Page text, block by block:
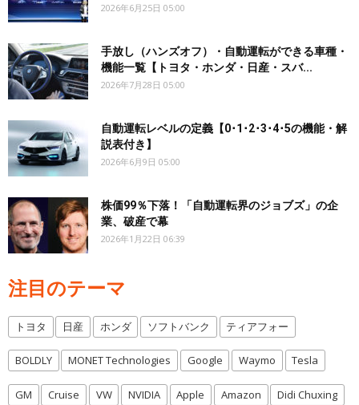
2026年6月25日 05:00
手放し（ハンズオフ）・自動運転ができる車種・
機能一覧【トヨタ・ホンダ・日産・スバ...
2026年7月28日 05:00
自動運転レベルの定義【0･1･2･3･4･5の機能・解
説表付き】
2026年6月9日 05:00
株価99％下落！「自動運転界のジョブズ」の企
業、破産で幕
2026年1月22日 06:39
注目のテーマ
トヨタ 日産 ホンダ ソフトバンク ティアフォー
BOLDLY MONET Technologies Google Waymo Tesla
GM Cruise VW NVIDIA Apple Amazon Didi Chuxing